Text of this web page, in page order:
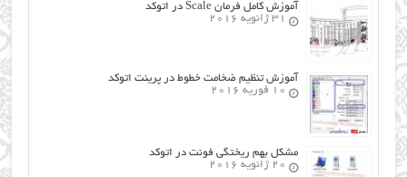
آموزش کامل فرمان Scale در اتوکد
31 ژانویه 2016
آموزش تنظیم ضخامت خطوط در پرینت اتوکد
10 فوریه 2016
مشکل بهم ریختگی فونت در اتوکد
20 ژانویه 2016